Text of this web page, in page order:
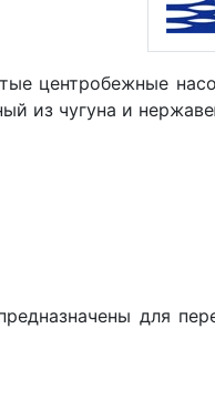
центробежные
из чугуна и
для